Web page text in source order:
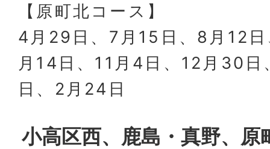
【原町北コース】
4月29日、7月15日、8月12
月14日、11月4日、12月30
日、2月24日
小高区西、鹿島・真野、原